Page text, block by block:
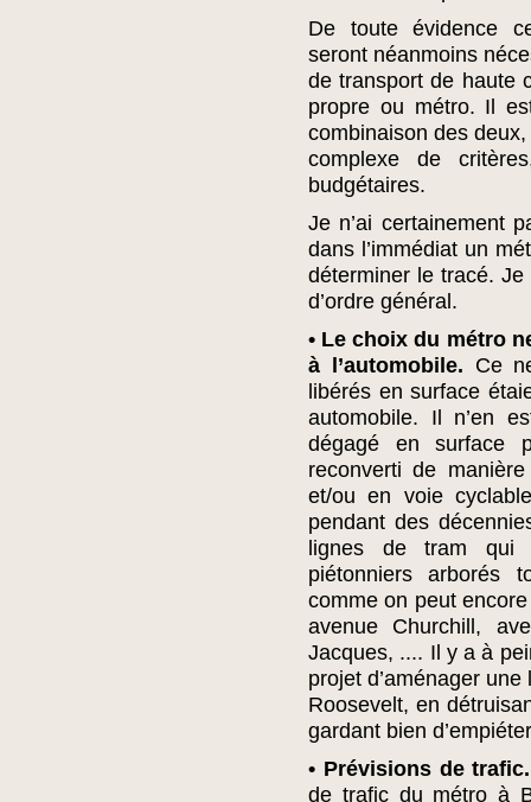
De toute évidence
seront néanmoins
de transport de haute
propre ou métro. Il
combinaison des
complexe de
budgétaires.
Je n’ai certainement
dans l’immédiat un
déterminer le tracé.
d’ordre général.
• Le choix du métro
à l’automobile. Ce
libérés en surface
automobile. Il n’en
dégagé en surface
reconverti de
et/ou en voie
pendant des
lignes de tram qui
piétonniers arborés
comme on peut
avenue Churchill,
Jacques, .... Il y a à
projet d’aménager
Roosevelt, en
gardant bien
• Prévisions de
de trafic du métro à